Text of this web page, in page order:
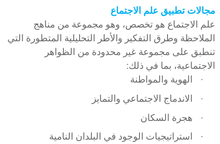
مجالات تطبيق علم الاجتماع
علم الاجتماع هو تخصص، وهو مجموعة من مناهج
الملاحظة وطرق التفكير والأطر التحليلية المتطورة التي
تنطبق على مجموعة غير محدودة من الظواهر
الاجتماعية، بما في ذلك:
·
الهوية والمواطنة
·
الاندماج الاجتماعي والتمايز
·
هجرة السكان
·
استراتيجيات الوجود في البلدان النامية